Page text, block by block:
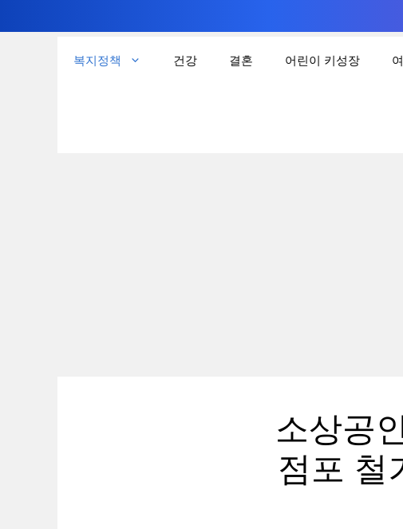
복지정책 건강 결혼 어린이 키성장
소상공
점포 철